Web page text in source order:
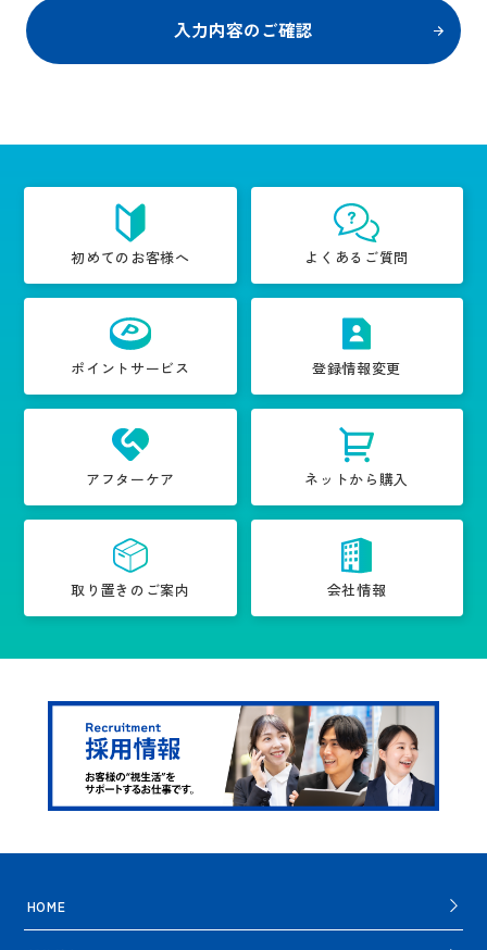
初めてのお客様へ よくあるご質問
ポイントサービス 登録情報変更
アフターケア ネットから購入
取り置きのご案内 会社情報
HOME